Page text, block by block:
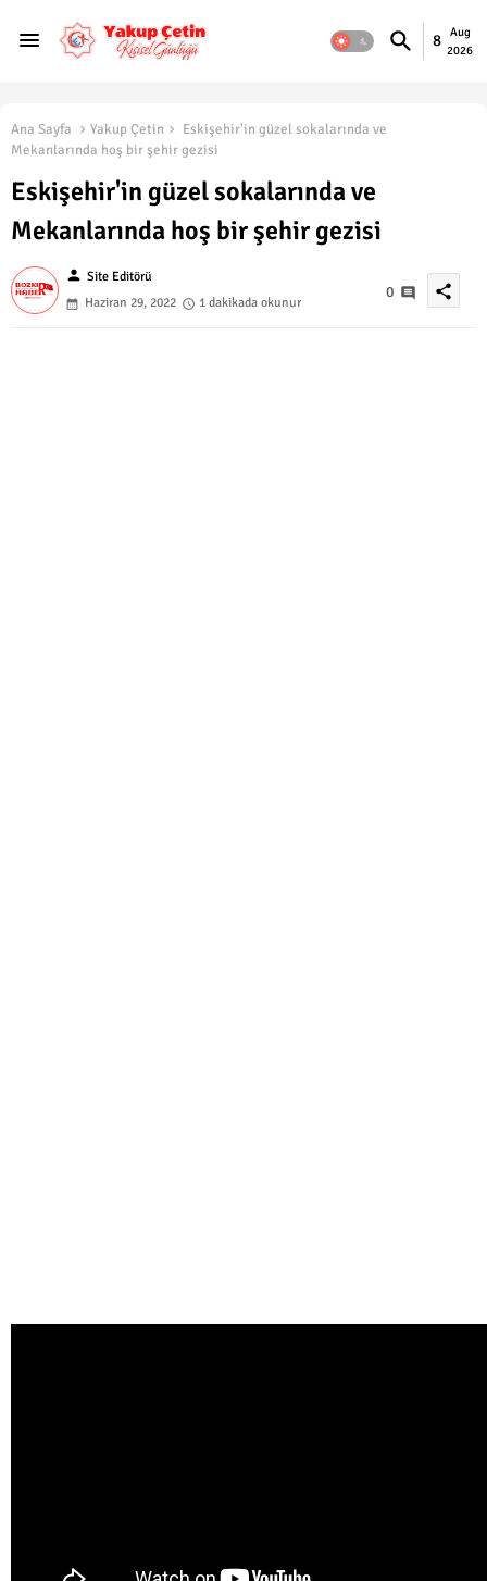
8
Aug
2026
Ana Sayfa Yakup Çetin
Eskişehir'in güzel sokalarında ve
Mekanlarında hoş bir şehir gezisi
Eskişehir'in güzel sokalarında ve
Mekanlarında hoş bir şehir gezisi
person Site Editörü
Haziran 29, 2022
1 dakikada okunur
0 share